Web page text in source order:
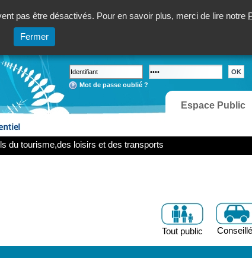
pas être désactivés. Pour en savoir plus, merci de lire notre
Fermer
Mot de passe oublié ?
Espace Public
du tourisme,des loisirs et des transports
Tout public